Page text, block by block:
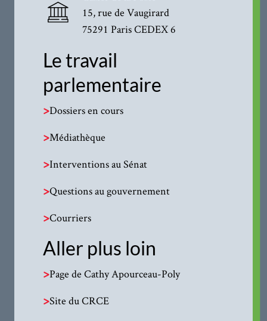
15, rue de Vaugirard
75291 Paris CEDEX 6
Le travail
parlementaire
>Dossiers en cours
>Médiathèque
>Interventions au Sénat
>Questions au gouvernement
>Courriers
Aller plus loin
>Page de Cathy Apourceau-Poly
>Site du CRCE